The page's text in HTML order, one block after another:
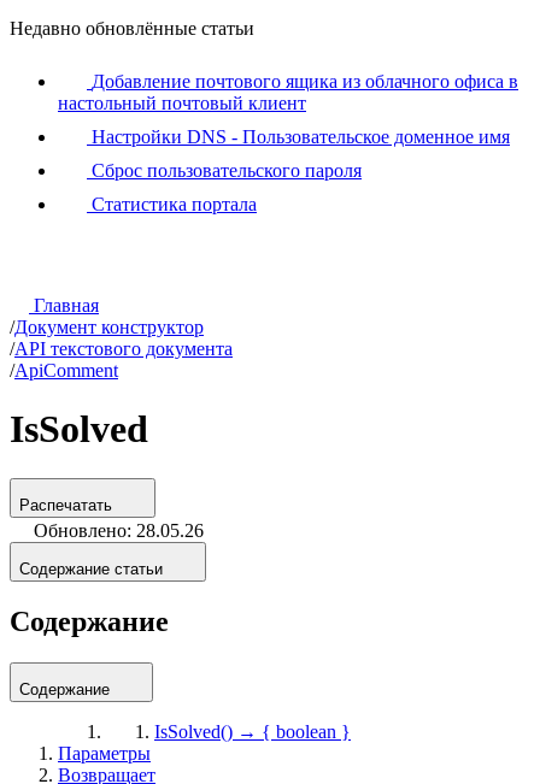
Недавно обновлённые статьи
Добавление почтового ящика из облачного офиса в
настольный почтовый клиент
Настройки DNS - Пользовательское доменное имя
Сброс пользовательского пароля
Статистика портала
Главная
/Документ конструктор
/API текстового документа
/ApiComment
IsSolved
Распечатать
Обновлено: 28.05.26
Содержание статьи
Содержание
Содержание
IsSolved() → { boolean }
Параметры
Возвращает